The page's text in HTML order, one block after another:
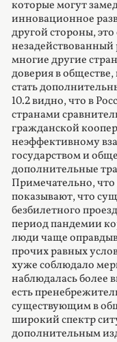
которые могут
инновационное
другой стороны, это
многие другие
доверия в
стать
10.2 видно, что в
странами
гражданской
неэффективному
государством и
дополнительные
Примечательно,
показывают, что
безбилетного
период пандемии
люди чаще
прочих равных
хуже соблюдало
наблюдалась более
есть
существующим в
широкий спектр
дополнительным